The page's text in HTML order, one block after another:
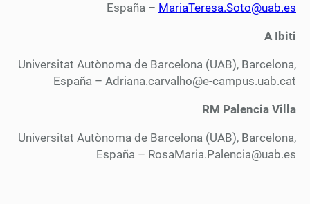
España – MariaTeresa.Soto@uab.es
A Ibiti
Universitat Autònoma de Barcelona (UAB), Barcelona,
España – Adriana.carvalho@e-campus.uab.cat
RM Palencia Villa
Universitat Autònoma de Barcelona (UAB), Barcelona,
España – RosaMaria.Palencia@uab.es